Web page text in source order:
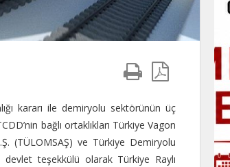
kararı ile demiryolu sektörünün üç
bağlı ortaklıkları Türkiye Vagon
(TÜLOMSAŞ) ve Türkiye Demiryolu
devlet teşekkülü olarak Türkiye Raylı